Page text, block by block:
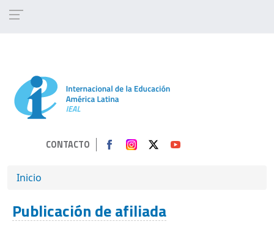
CONTACTO
SOBRESCRIBIR ENLACES DE AYUDA A
Inicio
Publicación de afiliada